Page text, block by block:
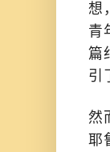
想
青
篇
引
然
耶